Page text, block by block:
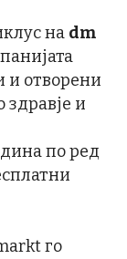
на dm
и отворени
здравје и
по ред
го